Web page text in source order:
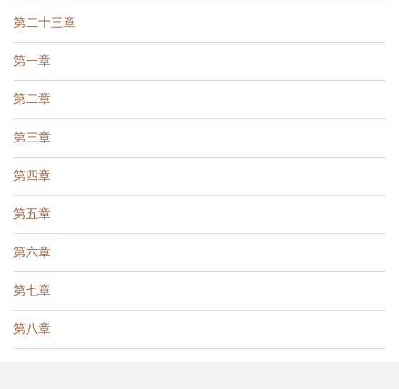
第二十三章
第一章
第二章
第三章
第四章
第五章
第六章
第七章
第八章